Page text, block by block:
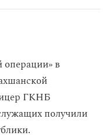
операции» в
ГКНБ
получили